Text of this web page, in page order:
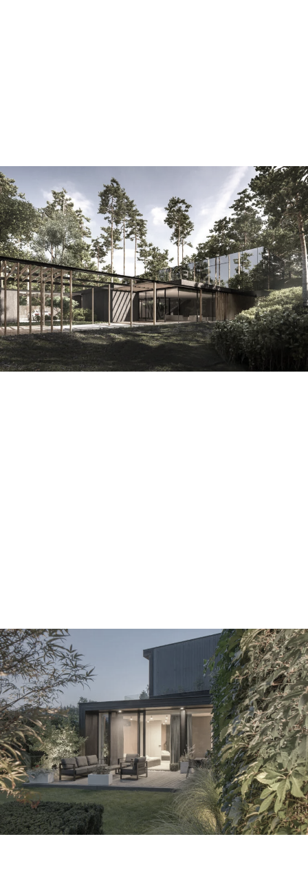
dom doświetlający
dom ogrodników